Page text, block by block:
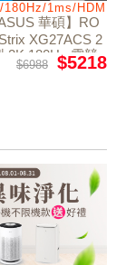
16G
180Hz/1ms/
ASUS 華碩】RO
XG27ACS 2
2K 180Hz 電競
$6988 $5218